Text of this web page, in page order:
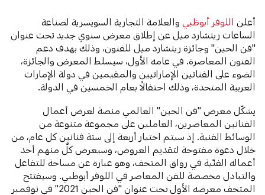
أعلناللوفر أبوظبي والعلامة التجارية السويسرية لصناعة
الساعات ريتشارد ميل عن إطلاق معرض سنوي جديد تحت عنوان
"فن الحين" وجائزة ريتشارد ميل للفنون، وذلك بهدف دعم
الفنون المعاصرة. في عامه الأول، سيسلط المعرض والجائزة،
الضوء على الفنانين الإماراتيين والمقيمين في دولة الإمارات
العربية المتحدة، وذلك احتفالاً بعام الخمسين في الدولة.
يشكّل معرض "فن الحين" العالمي منصة لعرض أعمال
الفنانين المعاصرين، العاملين على مجموعة متنوعة من
الوسائط الفنية. إذ سيتم اختيار أربعة إلى ستة فنانين كل عام، من
خلال دعوة مفتوحة لتقديم العروض، وسيعرض كلٌ منهم أحد
أعماله الفنّية في رواق المتحف، وهو عبارة عن مساحة للتفاعل
والتبادل مخصصة للفن المعاصر في اللوفر أبوظبي. وسيفتتح
المتحف معرضه الأول تحت عنوان "فن الحين 2021" في نوفمبر